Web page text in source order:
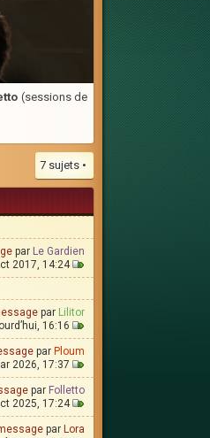
(sessions de
7 sujets •
par Le Gardien
2017, 14:24
par Lilitor
16:16
par Ploum
2026, 17:37
par Folletto
2025, 17:24
par Lora